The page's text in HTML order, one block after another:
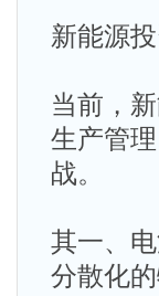
新能源
当前，
生产管
战。
其一、
分散化的